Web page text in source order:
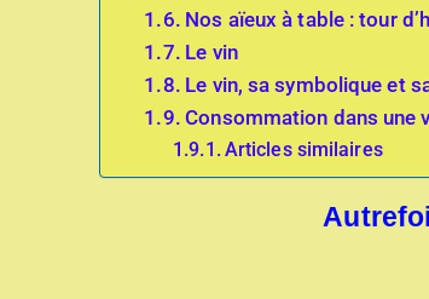
Nos aïeux à table : tour
Le vin
Le vin, sa symbolique et
Consommation dans une
Articles similaires